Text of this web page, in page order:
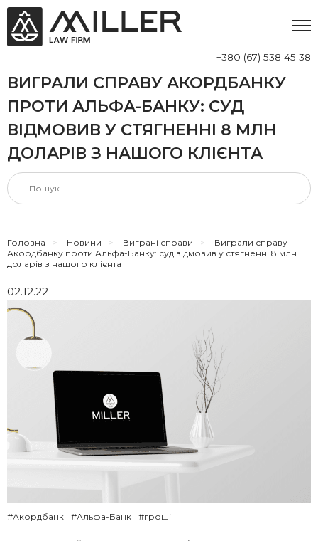
+380 (67) 538 45 38
ВИГРАЛИ СПРАВУ АКОРДБАНКУ
ПРОТИ АЛЬФА-БАНКУ: СУД
ВІДМОВИВ У СТЯГНЕННІ 8 МЛН
ДОЛАРІВ З НАШОГО КЛІЄНТА
Головна > Новини > Виграні справи >
Виграли справу
Акордбанку проти Альфа-Банку: суд відмовив у стягненні 8 млн
доларів з нашого клієнта
02.12.22
#Акордбанк #Альфа-Банк #гроші